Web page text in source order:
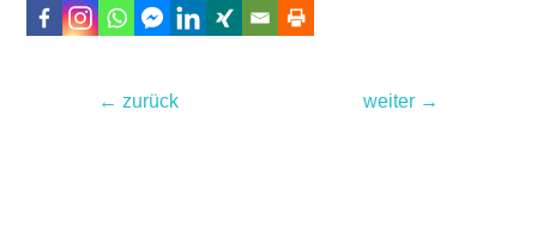
Beitragsnavigation
← zurück weiter →